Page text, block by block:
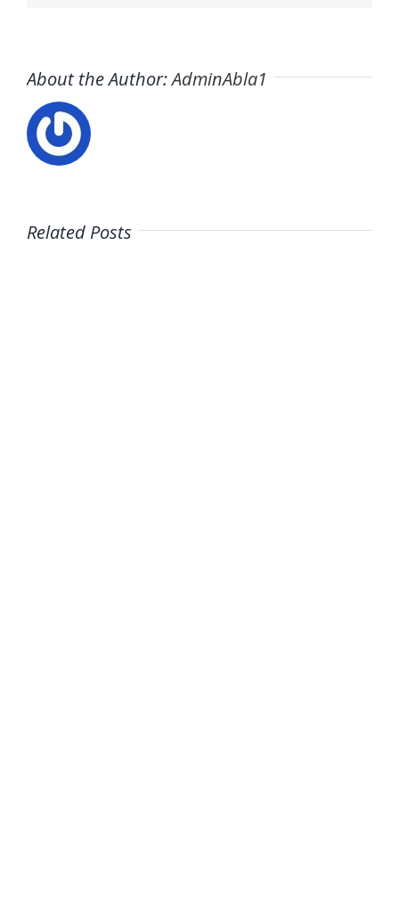
About the Author:AdminAbla1
Related Posts